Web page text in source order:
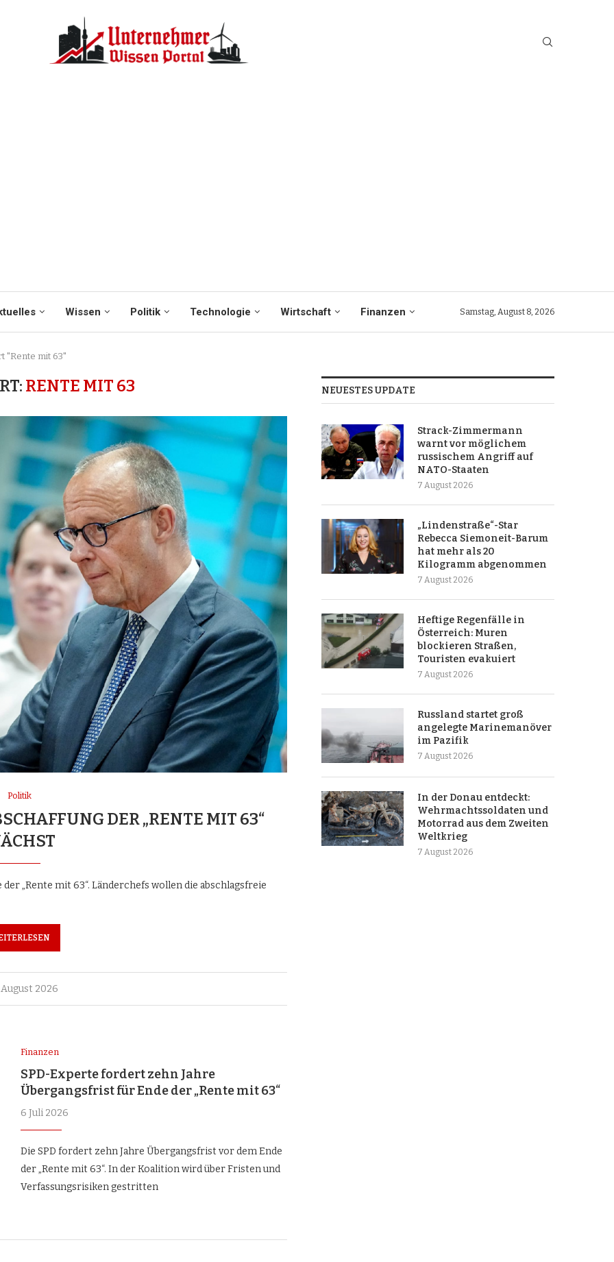
Wissen Politik Technologie Wirtschaft Finanzen Samstag, August 8, 2026
"Rente mit 63"
RENTE MIT 63
Politik
DER „RENTE MIT 63“
„Rente mit 63“. Länderchefs wollen die abschlagsfreie
2026
Finanzen
SPD-Experte fordert zehn Jahre
Übergangsfrist für Ende der „Rente mit 63“
6 Juli 2026
Die SPD fordert zehn Jahre Übergangsfrist vor dem Ende
der „Rente mit 63“. In der Koalition wird über Fristen und
Verfassungsrisiken gestritten
NEUESTES UPDATE
Strack-Zimmermann
warnt vor möglichem
russischem Angriff auf
NATO-Staaten
7 August 2026
„Lindenstraße“-Star
Rebecca Siemoneit-Barum
hat mehr als 20
Kilogramm abgenommen
7 August 2026
Heftige Regenfälle in
Österreich: Muren
blockieren Straßen,
Touristen evakuiert
7 August 2026
Russland startet groß
angelegte Marinemanöver
im Pazifik
7 August 2026
In der Donau entdeckt:
Wehrmachtssoldaten und
Motorrad aus dem Zweiten
Weltkrieg
7 August 2026